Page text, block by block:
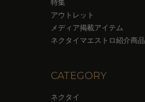
特集
アウトレット
メディア掲載アイテム
ネクタイマエストロ紹介商品
CATEGORY
ネクタイ